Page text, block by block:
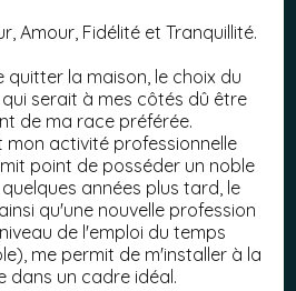
Amour, Fidélité et Tranquillité.
quitter la maison, le choix du
serait à mes côtés dû être
de ma race préférée.
mon activité professionnelle
point de posséder un noble
années plus tard, le
qu'une nouvelle profession
de l'emploi du temps
me permit de m'installer à la
dans un cadre idéal.